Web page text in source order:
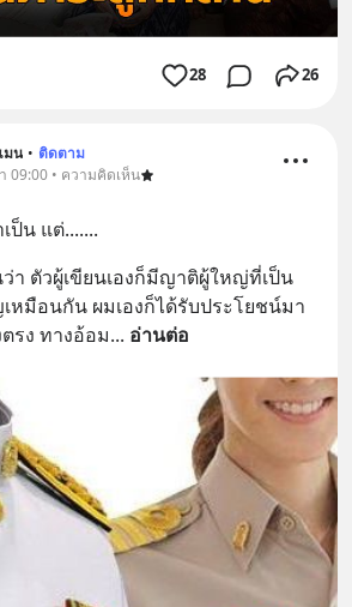
28 26
มน • ติดตาม
09:00 • ความคิดเห็น
ป็น แต่.......
า ตัวผู้เขียนเองก็มีญาติผู้ใหญ่ที่เป็น
หมือนกัน ผมเองก็ได้รับประโยชน์มา
รง ทางอ้อม... อ่านต่อ